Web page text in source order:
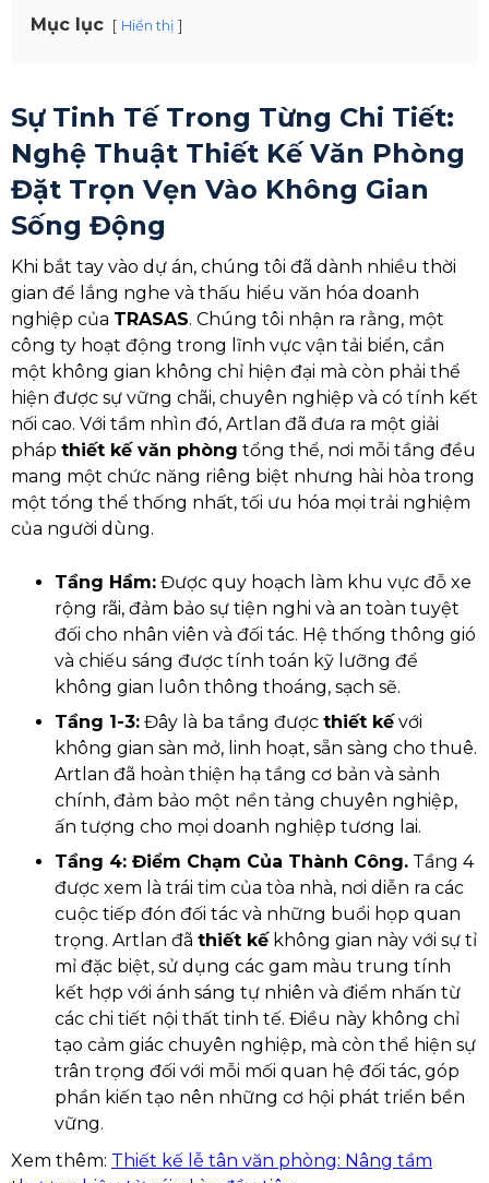
Mục lục Hiển thị
Sự Tinh Tế Trong Từng Chi Tiết:
Nghệ Thuật Thiết Kế Văn Phòng
Đặt Trọn Vẹn Vào Không Gian
Sống Động
Khi bắt tay vào dự án, chúng tôi đã dành nhiều thời
gian để lắng nghe và thấu hiểu văn hóa doanh
nghiệp của TRASAS. Chúng tôi nhận ra rằng, một
công ty hoạt động trong lĩnh vực vận tải biển, cần
một không gian không chỉ hiện đại mà còn phải thể
hiện được sự vững chãi, chuyên nghiệp và có tính kết
nối cao. Với tầm nhìn đó, Artlan đã đưa ra một giải
pháp thiết kế văn phòng tổng thể, nơi mỗi tầng đều
mang một chức năng riêng biệt nhưng hài hòa trong
một tổng thể thống nhất, tối ưu hóa mọi trải nghiệm
của người dùng.
Tầng Hầm: Được quy hoạch làm khu vực đỗ xe
rộng rãi, đảm bảo sự tiện nghi và an toàn tuyệt
đối cho nhân viên và đối tác. Hệ thống thông gió
và chiếu sáng được tính toán kỹ lưỡng để
không gian luôn thông thoáng, sạch sẽ.
Tầng 1-3: Đây là ba tầng được thiết kếvới
không gian sàn mở, linh hoạt, sẵn sàng cho thuê.
Artlan đã hoàn thiện hạ tầng cơ bản và sảnh
chính, đảm bảo một nền tảng chuyên nghiệp,
ấn tượng cho mọi doanh nghiệp tương lai.
Tầng 4: Điểm Chạm Của Thành Công. Tầng 4
được xem là trái tim của tòa nhà, nơi diễn ra các
cuộc tiếp đón đối tác và những buổi họp quan
trọng. Artlan đã thiết kếkhông gian này với sự tỉ
mỉ đặc biệt, sử dụng các gam màu trung tính
kết hợp với ánh sáng tự nhiên và điểm nhấn từ
các chi tiết nội thất tinh tế. Điều này không chỉ
tạo cảm giác chuyên nghiệp, mà còn thể hiện sự
trân trọng đối với mỗi mối quan hệ đối tác, góp
phần kiến tạo nên những cơ hội phát triển bền
vững.
Xem thêm: Thiết kế lễ tân văn phòng: Nâng tầm